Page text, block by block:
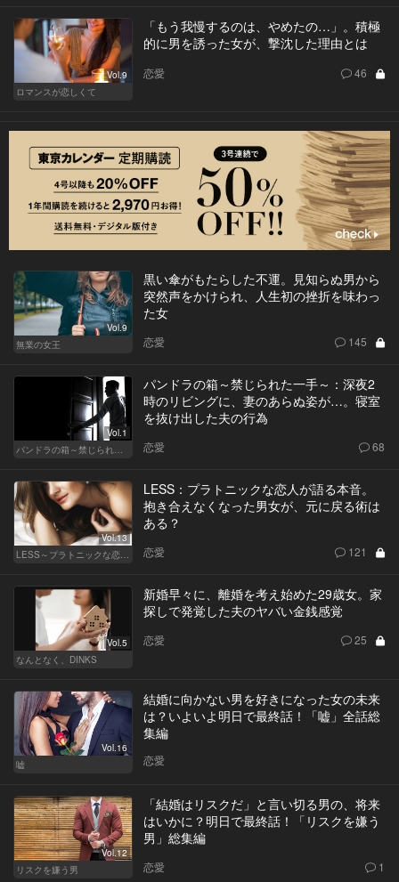
Vol.9
ロマンスが恋しくて
「もう我慢するのは、やめたの…」。積極
的に男を誘った女が、撃沈した理由とは
恋愛 46
Vol.9
無業の女王
黒い傘がもたらした不運。見知らぬ男から
突然声をかけられ、人生初の挫折を味わっ
た女
恋愛 145
Vol.1
パンドラの箱～禁じられた一手～
パンドラの箱～禁じられた一手～：深夜2
時のリビングに、妻のあらぬ姿が…。寝室
を抜け出した夫の行為
恋愛 68
Vol.13
LESS～プラトニックな恋人～
LESS：プラトニックな恋人が語る本音。
抱き合えなくなった男女が、元に戻る術は
ある？
恋愛 121
Vol.5
なんとなく、DINKS
新婚早々に、離婚を考え始めた29歳女。家
探しで発覚した夫のヤバい金銭感覚
恋愛 25
Vol.16
嘘
結婚に向かない男を好きになった女の未来
は？いよいよ明日で最終話！「嘘」全話総
集編
恋愛
Vol.12
リスクを嫌う男
「結婚はリスクだ」と言い切る男の、将来
はいかに？明日で最終話！「リスクを嫌う
男」総集編
恋愛 1